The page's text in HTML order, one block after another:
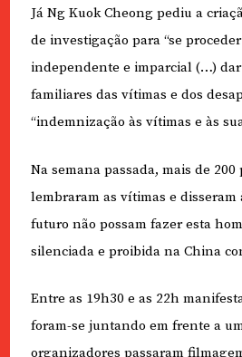
Já Ng Kuok Cheong pediu a
de investigação para “se
independente e imparcial (…) dar
familiares das vítimas e dos
“indemnização às vítimas e às
Na semana passada, mais de 200
lembraram as vítimas e disseram
futuro não possam fazer esta
silenciada e proibida na China
Entre as 19h30 e as 22h
foram-se juntando em frente a
organizadores passaram